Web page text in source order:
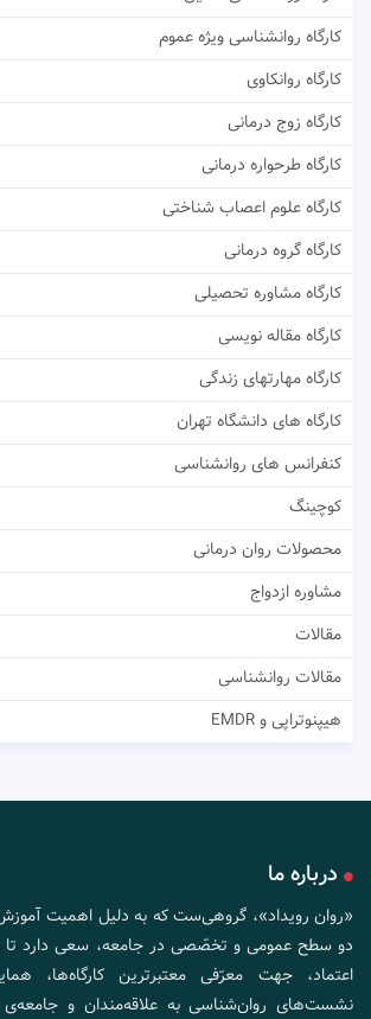
کارگاه روانشناسی ویژه عموم
کارگاه روانکاوی
کارگاه زوج درمانی
کارگاه طرحواره درمانی
کارگاه علوم اعصاب شناختی
کارگاه گروه درمانی
کارگاه مشاوره تحصیلی
کارگاه مقاله نویسی
کارگاه مهارتهای زندگی
کارگاه های دانشگاه تهران
کنفرانس های روانشناسی
کوچینگ
محصولات روان درمانی
مشاوره ازدواج
مقالات
مقالات روانشناسی
هیپنوتراپی و EMDR
درباره ما
«روان رویداد»، گروهی‌ست که به دلیل اهمیت
دو سطح عمومی و تخصّصی در جامعه، سعی دارد تا
اعتماد، جهت معرّفی معتبرترین کارگاه‌ها،
نشست‌های روان‌شناسی به علاقه‌مندان و